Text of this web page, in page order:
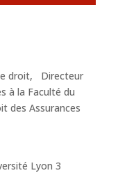
droit, Directeur
à la Faculté du
des Assurances
Lyon 3